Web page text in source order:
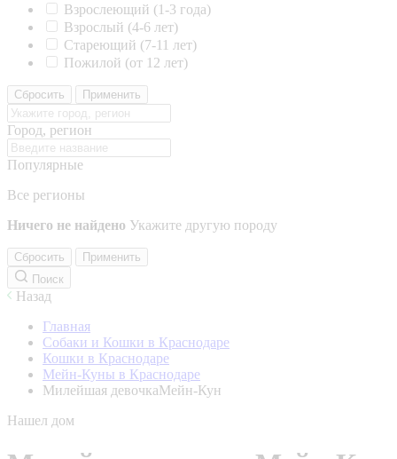
Взрослеющий (1-3 года)
Взрослый (4-6 лет)
Стареющий (7-11 лет)
Пожилой (от 12 лет)
Сбросить Применить
Город, регион
Популярные
Все регионы
Ничего не найдено Укажите другую породу
Сбросить
Применить
Поиск
Назад
Главная
Собаки и Кошки в Краснодаре
Кошки в Краснодаре
Мейн-Куны в Краснодаре
Милейшая девочкаМейн-Кун
Нашел дом